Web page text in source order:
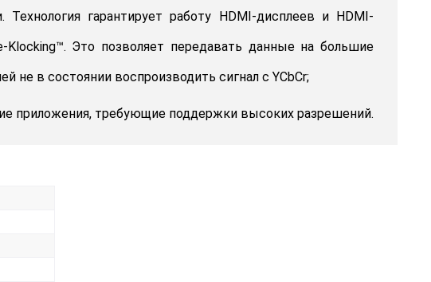
гарантирует работу HDMI-дисплеев и HDMI-
Klocking™. Это позволяет передавать данные на большие
не в состоянии воспроизводить сигнал с YCbCr;
приложения, требующие поддержки высоких разрешений.